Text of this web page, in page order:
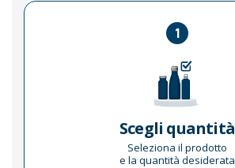
1
Scegli quantità
Seleziona il prodotto
e la quantità desiderata